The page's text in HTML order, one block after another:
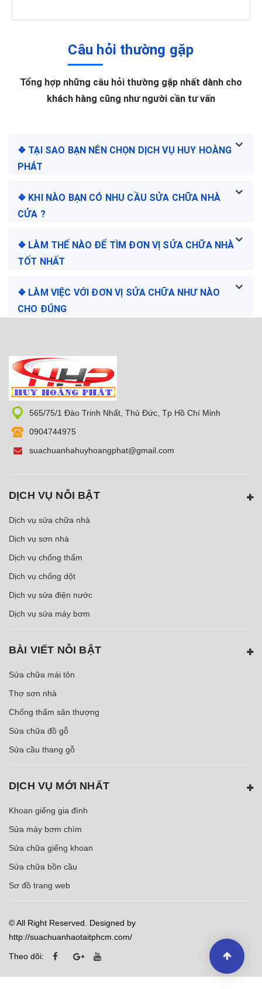
Câu hỏi thường gặp
Tổng hợp những câu hỏi thường gặp nhất dành cho
khách hàng cũng như người cần tư vấn
❖ TẠI SAO BẠN NÊN CHỌN DỊCH VỤ HUY HOÀNG
PHÁT
❖ KHI NÀO BẠN CÓ NHU CẦU SỬA CHỮA NHÀ
CỬA ?
❖ LÀM THẾ NÀO ĐỂ TÌM ĐƠN VỊ SỬA CHỮA NHÀ
TỐT NHẤT
❖ LÀM VIỆC VỚI ĐƠN VỊ SỬA CHỮA NHƯ NÀO
CHO ĐÚNG
565/75/1 Đào Trinh Nhất, Thủ Đức, Tp Hồ Chí Minh
0904744975
suachuanhahuyhoangphat@gmail.com
DỊCH VỤ NỖI BẬT
Dịch vụ sửa chữa nhà
Dịch vụ sơn nhà
Dịch vụ chống thấm
Dịch vụ chống dột
Dịch vụ sửa điện nước
Dịch vụ sửa máy bơm
BÀI VIẾT NỖI BẬT
Sửa chữa mái tôn
Thợ sơn nhà
Chống thấm sân thượng
Sửa chữa đồ gỗ
Sửa cầu thang gỗ
DỊCH VỤ MỚI NHẤT
Khoan giếng gia đình
Sửa máy bơm chìm
Sửa chữa giếng khoan
Sửa chữa bồn cầu
Sơ đồ trang web
© All Right Reserved. Designed by
http://suachuanhaotaitphcm.com/
Theo dõi: